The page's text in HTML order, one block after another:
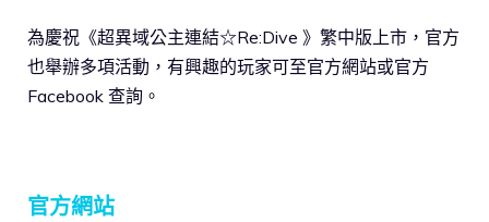
為慶祝《超異域公主連結☆Re:Dive 》繁中版上市，官方
也舉辦多項活動，有興趣的玩家可至官方網站或官方
Facebook 查詢。
官方網站